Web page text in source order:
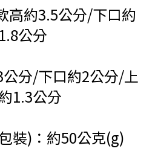
高約3.5公分/下口約
1.8公分
分/下口約2公分/上
1.3公分
裝)：約50公克(g)